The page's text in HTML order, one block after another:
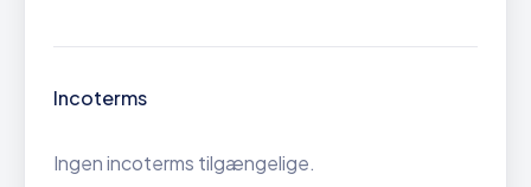
Incoterms
Ingen incoterms tilgængelige.